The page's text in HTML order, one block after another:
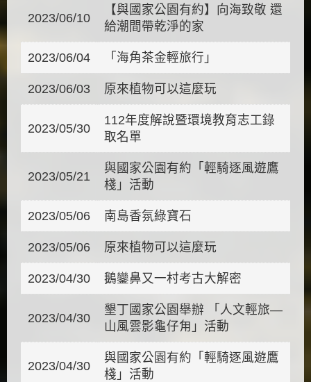
2023/06/10
【與國家公園有約】向海致敬 還
給潮間帶乾淨的家
2023/06/04 「海角茶金輕旅行」
2023/06/03 原來植物可以這麼玩
2023/05/30
112年度解說暨環境教育志工錄
取名單
2023/05/21
與國家公園有約「輕騎逐風遊鷹
棧」活動
2023/05/06 南島香氛綠寶石
2023/05/06 原來植物可以這麼玩
2023/04/30 鵝鑾鼻又一村考古大解密
2023/04/30
墾丁國家公園舉辦 「人文輕旅—
山風雲影龜仔甪」活動
2023/04/30
與國家公園有約「輕騎逐風遊鷹
棧」活動